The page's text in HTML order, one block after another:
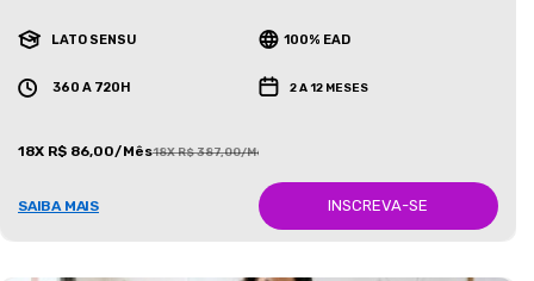
LATO SENSU 100% EAD
360 A 720H 2 A 12 MESES
18X R$ 86,00/Mês18X R$ 387,00/Mês
SAIBA MAIS INSCREVA-SE